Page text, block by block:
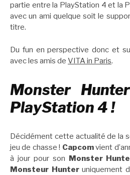
partie entre la PlayStation 4 et la
avec un ami quelque soit le
titre.
Du fun en perspective donc et
avec les amis de VITA in Paris.
Monster
PlayStation 4 !
Décidément cette actualité de la
jeu de chasse ! Capcomvient
à jour pour son Monster
Monsteur Hunteruniquement